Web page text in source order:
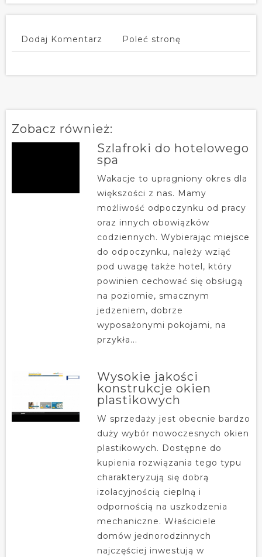
Dodaj Komentarz Poleć stronę
Zobacz również:
Szlafroki do hotelowego
spa
Wakacje to upragniony okres dla
większości z nas. Mamy
możliwość odpoczynku od pracy
oraz innych obowiązków
codziennych. Wybierając miejsce
do odpoczynku, należy wziąć
pod uwagę także hotel, który
powinien cechować się obsługą
na poziomie, smacznym
jedzeniem, dobrze
wyposażonymi pokojami, na
przykła...
Wysokie jakości
konstrukcje okien
plastikowych
W sprzedaży jest obecnie bardzo
duży wybór nowoczesnych okien
plastikowych. Dostępne do
kupienia rozwiązania tego typu
charakteryzują się dobrą
izolacyjnością cieplną i
odpornością na uszkodzenia
mechaniczne. Właściciele
domów jednorodzinnych
najczęściej inwestują w